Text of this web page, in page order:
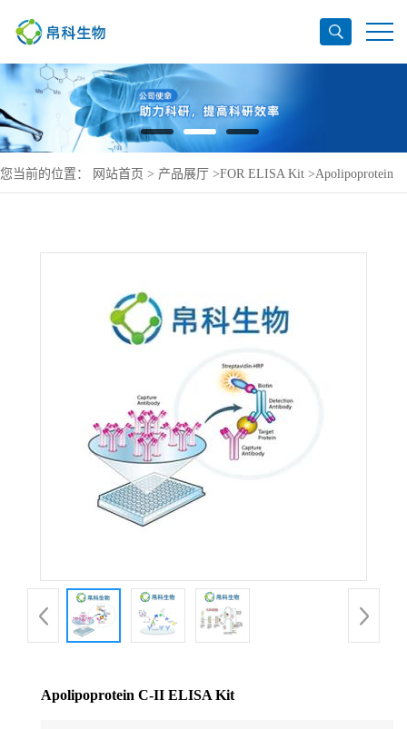
您当前的位置： 网站首页 > 产品展厅 >FOR ELISA Kit >Apolipoprotein
Apolipoprotein C-II ELISA Kit